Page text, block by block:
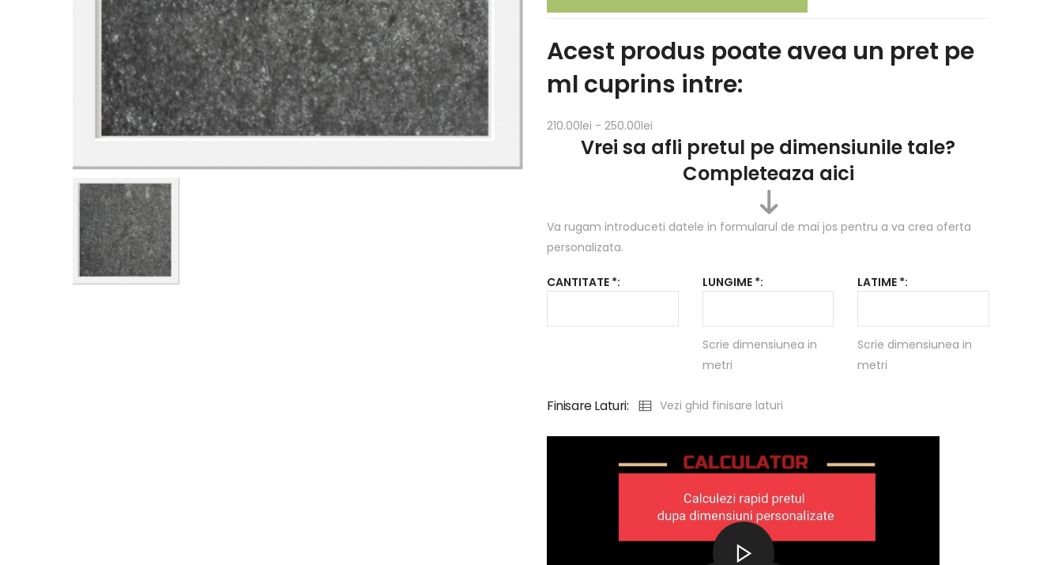
Acest produs poate avea un pret pe
ml cuprins intre:
210.00lei - 250.00lei
Vrei sa afli pretul pe dimensiunile tale?
Completeaza aici
Va rugam introduceti datele in formularul de mai jos pentru a va crea oferta
personalizata.
CANTITATE *: LUNGIME *:
Scrie dimensiunea in
metri
LATIME *:
Scrie dimensiunea in
metri
Finisare Laturi: Vezi ghid finisare laturi